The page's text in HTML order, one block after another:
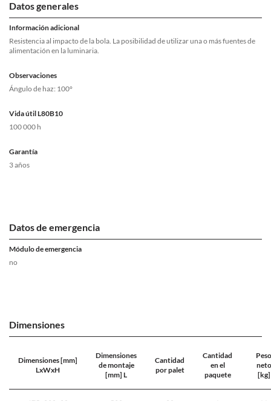
Datos generales
Información adicional
Resistencia al impacto de la bola. La posibilidad de utilizar una o más fuentes de
alimentación en la luminaria.
Observaciones
Ángulo de haz: 100°
Vida útil L80B10
100 000 h
Garantía
3 años
Datos de emergencia
Módulo de emergencia
no
Dimensiones
Dimensiones [mm]
LxWxH
Dimensiones
de montaje
[mm] L
Cantidad
por palet
Cantidad
en el
paquete
Peso
neto
[kg]